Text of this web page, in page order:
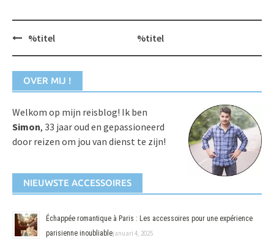
Berichtnavigatie
%titel %titel
OVER MIJ !
Welkom op mijn reisblog! Ik ben
Simon, 33 jaar oud en gepassioneerd
door reizen om jou van dienst te zijn!
NIEUWSTE ACCESSOIRES
Échappée romantique à Paris : Les accessoires pour une expérience
parisienne inoubliablejanuari 4, 2025